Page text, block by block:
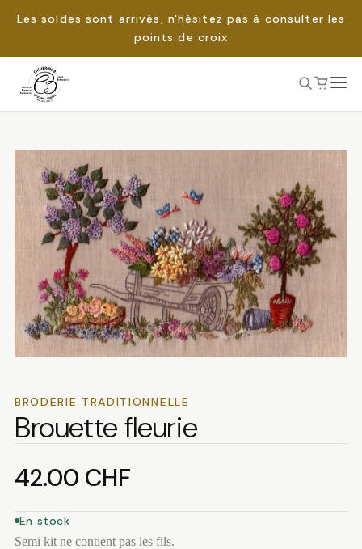
Les soldes sont arrivés, n'hésitez pas à consulter les
points de croix
Passer
BRODERIE TRADITIONNELLE
Brouette fleurie
42.00 CHF
En stock
Semi kit ne contient pas les fils.